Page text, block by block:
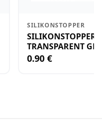
SILIKONSTOPPER
SILIKONSTOPPER
TRANSPARENT
KLEIN
0.90 €